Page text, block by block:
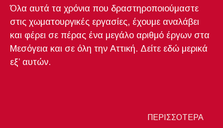
Όλα αυτά τα χρόνια που δραστηροποιούμαστε
στις χωματουργικές εργασίες, έχουμε αναλάβει
και φέρει σε πέρας ένα μεγάλο αριθμό έργων στα
Μεσόγεια και σε όλη την Αττική. Δείτε εδώ μερικά
εξ’ αυτών.
ΠΕΡΙΣΣΟΤΕΡΑ